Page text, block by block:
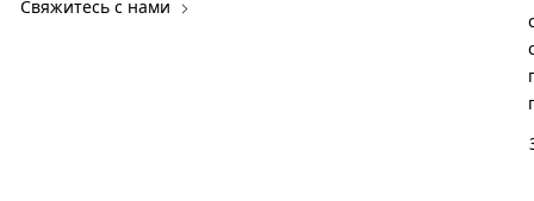
Свяжитесь с нами